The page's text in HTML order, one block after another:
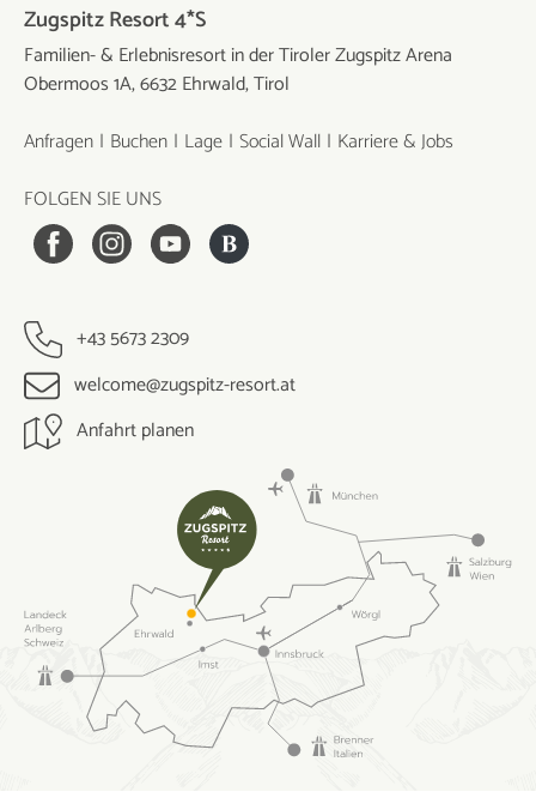
Zugspitz Resort 4*S
Familien- & Erlebnisresort in der Tiroler Zugspitz Arena
Obermoos 1A, 6632 Ehrwald, Tirol
Anfragen Buchen Lage Social Wall Karriere & Jobs
FOLGEN SIE UNS
+43 5673 2309
welcome@zugspitz-resort.at
Anfahrt planen